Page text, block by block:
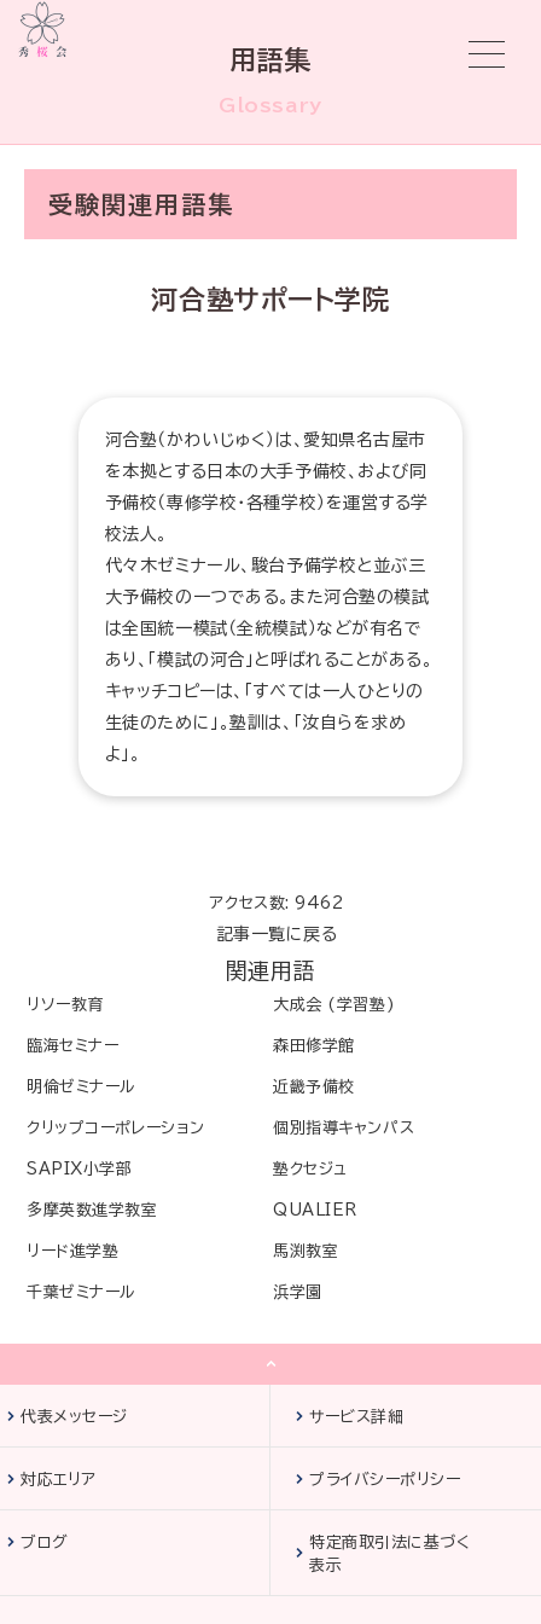
用語集
Glossary
受験関連用語集
河合塾サポート学院
河合塾（かわいじゅく）は、愛知県名古屋市
を本拠とする日本の大手予備校、および同
予備校（専修学校・各種学校）を運営する学
校法人。
代々木ゼミナール、駿台予備学校と並ぶ三
大予備校の一つである。また河合塾の模試
は全国統一模試（全統模試）などが有名で
あり、「模試の河合」と呼ばれることがある。
キャッチコピーは、「すべては一人ひとりの
生徒のために」。塾訓は、「汝自らを求め
よ」。
アクセス数: 9462
記事一覧に戻る
関連用語
リソー教育 大成会 (学習塾)
臨海セミナー 森田修学館
明倫ゼミナール 近畿予備校
クリップコーポレーション 個別指導キャンパス
SAPIX小学部 塾クセジュ
多摩英数進学教室 QUALIER
リード進学塾 馬渕教室
千葉ゼミナール 浜学園
代表メッセージ サービス詳細
対応エリア プライバシーポリシー
ブログ
特定商取引法に基づく
表示